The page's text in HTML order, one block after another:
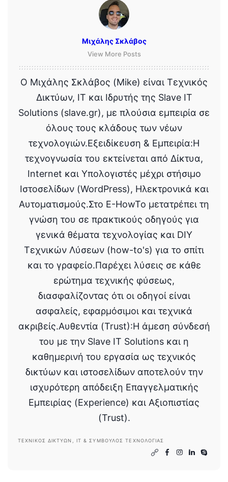
Μιχάλης Σκλάβος
View More Posts
Ο Μιχάλης Σκλάβος (Mike) είναι Τεχνικός
Δικτύων, IT και Ιδρυτής της Slave IT
Solutions (slave.gr), με πλούσια εμπειρία σε
όλους τους κλάδους των νέων
τεχνολογιών.Εξειδίκευση & Εμπειρία:Η
τεχνογνωσία του εκτείνεται από Δίκτυα,
Internet και Υπολογιστές μέχρι στήσιμο
Ιστοσελίδων (WordPress), Ηλεκτρονικά και
Αυτοματισμούς.Στο E-HowTo μετατρέπει τη
γνώση του σε πρακτικούς οδηγούς για
γενικά θέματα τεχνολογίας και DIY
Τεχνικών Λύσεων (how-to's) για το σπίτι
και το γραφείο.Παρέχει λύσεις σε κάθε
ερώτημα τεχνικής φύσεως,
διασφαλίζοντας ότι οι οδηγοί είναι
ασφαλείς, εφαρμόσιμοι και τεχνικά
ακριβείς.Αυθεντία (Trust):Η άμεση σύνδεσή
του με την Slave IT Solutions και η
καθημερινή του εργασία ως τεχνικός
δικτύων και ιστοσελίδων αποτελούν την
ισχυρότερη απόδειξη Επαγγελματικής
Εμπειρίας (Experience) και Αξιοπιστίας
(Trust).
ΤΕΧΝΙΚΌΣ ΔΙΚΤΎΩΝ, IT & ΣΎΜΒΟΥΛΟΣ ΤΕΧΝΟΛΟΓΊΑΣ